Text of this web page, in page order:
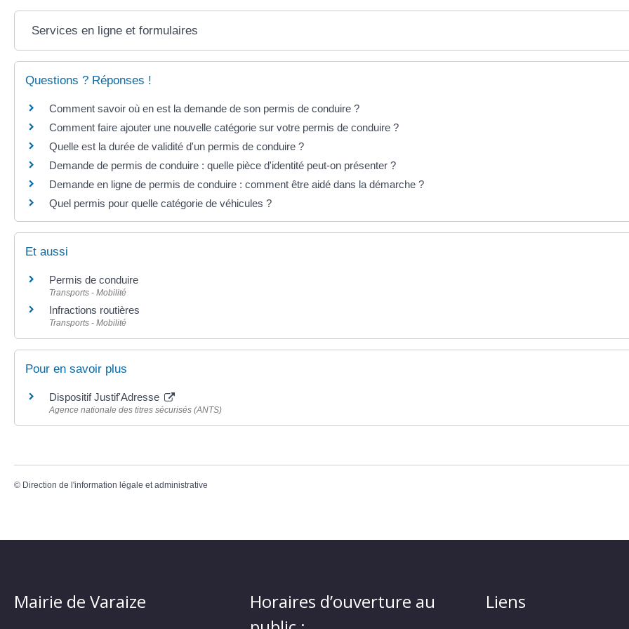
Services en ligne et formulaires
Questions ? Réponses !
Comment savoir où en est la demande de son permis de conduire ?
Comment faire ajouter une nouvelle catégorie sur votre permis de conduire ?
Quelle est la durée de validité d'un permis de conduire ?
Demande de permis de conduire : quelle pièce d'identité peut-on présenter ?
Demande en ligne de permis de conduire : comment être aidé dans la démarche ?
Quel permis pour quelle catégorie de véhicules ?
Et aussi
Permis de conduire
Transports - Mobilité
Infractions routières
Transports - Mobilité
Pour en savoir plus
Dispositif Justif'Adresse
Agence nationale des titres sécurisés (ANTS)
© Direction de l'information légale et administrative
Mairie de Varaize
Horaires d’ouverture au
Liens